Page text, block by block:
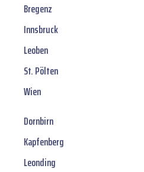
Bregenz
Innsbruck
Leoben
St. Pölten
Wien
Dornbirn
Kapfenberg
Leonding